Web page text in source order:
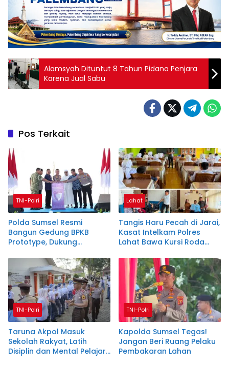
Alamsyah Dituntut 8 Tahun Pidana Penjara
Karena Jual Sabu
Pos Terkait
TNI-Polri
Polda Sumsel Resmi
Bangun Gedung BPKB
Prototype, Dukung
Lahat
Tangis Haru Pecah di Jarai,
Kasat Intelkam Polres
Lahat Bawa Kursi Roda
TNI-Polri
Taruna Akpol Masuk
Sekolah Rakyat, Latih
Disiplin dan Mental Pelajar
TNI-Polri
Kapolda Sumsel Tegas!
Jangan Beri Ruang Pelaku
Pembakaran Lahan